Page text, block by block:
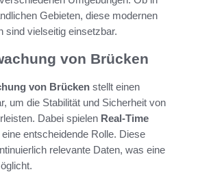
Gebieten, diese modernen
sind vielseitig einsetzbar.
von Brücken
von Brücken stellt einen
um die Stabilität und Sicherheit von
Dabei spielen Real-Time
entscheidende Rolle. Diese
relevante Daten, was eine